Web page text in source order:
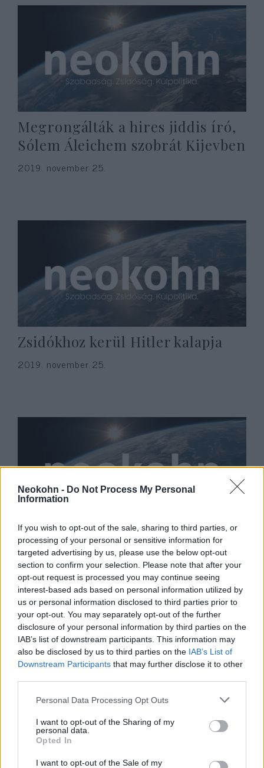
Neokohn - Do Not Process My Personal
Information
If you wish to opt-out of the sale, sharing to third parties, or
processing of your personal or sensitive information for
targeted advertising by us, please use the below opt-out
section to confirm your selection. Please note that after your
opt-out request is processed you may continue seeing
interest-based ads based on personal information utilized by
us or personal information disclosed to third parties prior to
your opt-out. You may separately opt-out of the further
disclosure of your personal information by third parties on the
IAB’s list of downstream participants. This information may
also be disclosed by us to third parties on the IAB’s List of
Downstream Participants that may further disclose it to other
Please note that this website/app uses one or more Google
not limited to your visit or usage behaviour. You may click to
grant or deny consent to Google and its third-party tags to
use your data for below specified purposes in below Google
consent section.
Personal Data Processing Opt Outs
I want to opt-out of the Sharing of my
personal data.
Opted In
I want to opt-out of the Sale of my
Megrongálták a hires jiddis író,
Sólem Áleichem szobrát Kijevben
2019. november 25.
Zsidókhoz kerül Hitler kalapja
2019. november 25.
Hat héten belül tisztújítást
tartanak a Likudban
2019. november 25.